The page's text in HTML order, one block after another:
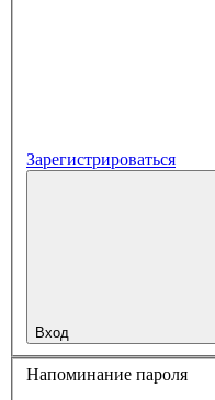
Зарегистрироваться
Вход
Напоминание пароля